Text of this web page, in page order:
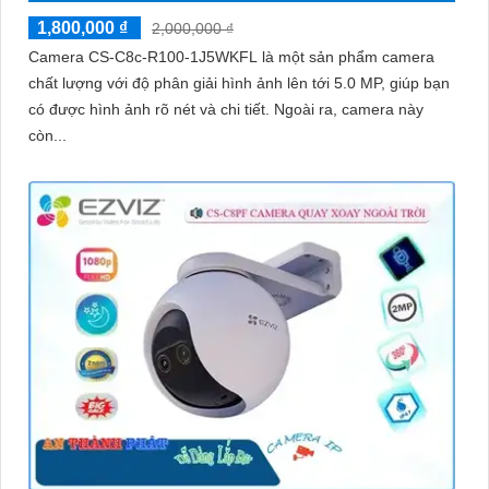
1,800,000 ₫
2,000,000 ₫
Camera CS-C8c-R100-1J5WKFL là một sản phẩm camera
chất lượng với độ phân giải hình ảnh lên tới 5.0 MP, giúp bạn
có được hình ảnh rõ nét và chi tiết. Ngoài ra, camera này
còn...